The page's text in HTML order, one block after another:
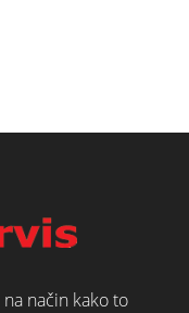
način kako to